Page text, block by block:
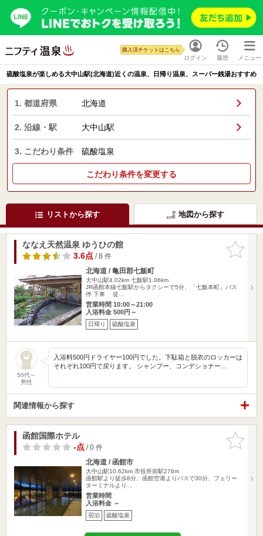
ログイン
購入済チケットはこちら
履歴 メニュー
硫酸塩泉が楽しめる大中山駅(北海道)近くの温泉、日帰り温泉、スーパー銭湯おすすめ
1. 都道府県 北海道
2. 沿線・駅 大中山駅
3. こだわり条件 硫酸塩泉
こだわり条件を変更する
リストから探す 地図から探す
お気に入
りに追加
ななえ天然温泉 ゆうひの館
3.6点/ 8 件
北海道 / 亀田郡七飯町
大中山駅4.02km 七飯駅1.06km
JR函館本線七飯駅からタクシーで5分、「七飯本町」バス
停 下車 徒…
営業時間 10:00～21:00
入浴料金 500円～
日帰り 硫酸塩泉
50代～
男性
入浴料500円ドライヤー100円でした。下駄箱と脱衣のロッカーは
それぞれ100円で戻ります。 シャンプー、コンデショナー…
関連情報から探す
お気に入
りに追加
函館国際ホテル
-点/ 0 件
北海道 / 函館市
大中山駅10.62km 市役所前駅276m
函館駅より徒歩8分、函館空港よりバスで30分、フェリー
ターミナルより…
営業時間
入浴料金 ～
宿泊 硫酸塩泉